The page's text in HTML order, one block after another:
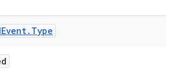
Event. Type